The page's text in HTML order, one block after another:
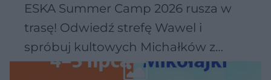
ESKA Summer Camp 2026 rusza w
trasę! Odwiedź strefę Wawel i
spróbuj kultowych Michałków z
Wawelu